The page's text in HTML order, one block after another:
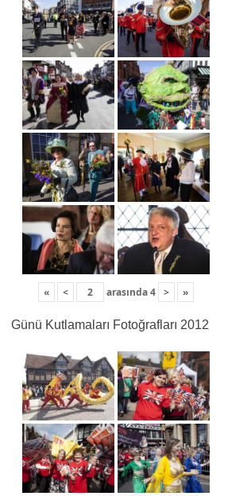
« < arasında4 > »
Günü Kutlamaları Fotoğrafları 2012